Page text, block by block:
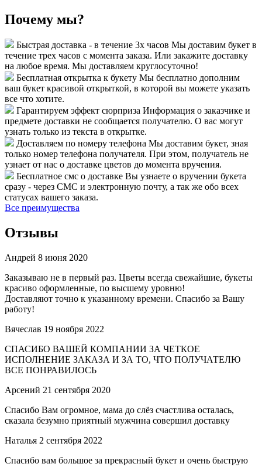
Почему мы?
Быстрая доставка - в течение 3х часов Мы доставим букет в
течение трех часов с момента заказа. Или закажите доставку
на любое время. Мы доставляем круглосуточно!
Бесплатная открытка к букету Мы бесплатно дополним
ваш букет красивой открыткой, в которой вы можете указать
все что хотите.
Гарантируем эффект сюрприза Информация о заказчике и
предмете доставки не сообщается получателю. О вас могут
узнать только из текста в открытке.
Доставляем по номеру телефона Мы доставим букет, зная
только номер телефона получателя. При этом, получатель не
узнает от нас о доставке цветов до момента вручения.
Бесплатное смс о доставке Вы узнаете о вручении букета
сразу - через СМС и электронную почту, а так же обо всех
статусах вашего заказа.
Все преимущества
Отзывы
Андрей 8 июня 2020
Заказываю не в первый раз. Цветы всегда свежайшие, букеты
красиво оформленные, по высшему уровню!
Доставляют точно к указанному времени. Спасибо за Вашу
работу!
Вячеслав 19 ноября 2022
СПАСИБО ВАШЕЙ КОМПАНИИ ЗА ЧЕТКОЕ
ИСПОЛНЕНИЕ ЗАКАЗА И ЗА ТО, ЧТО ПОЛУЧАТЕЛЮ
ВСЕ ПОНРАВИЛОСЬ
Арсений 21 сентября 2020
Спасибо Вам огромное, мама до слёз счастлива осталась,
сказала безумно приятный мужчина совершил доставку
Наталья 2 сентября 2022
Спасибо вам большое за прекрасный букет и очень быструю